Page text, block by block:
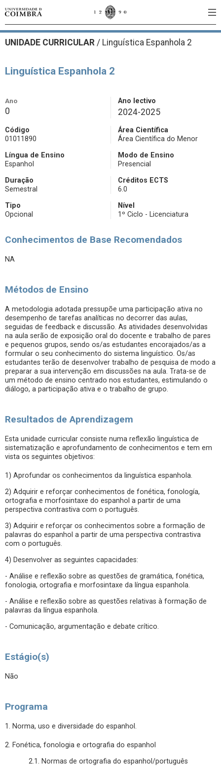
UNIDADE CURRICULAR / Linguística Espanhola 2
Linguística Espanhola 2
Ano
0
Ano lectivo
2024-2025
Código
01011890
Área Científica
Área Científica do Menor
Língua de Ensino
Espanhol
Modo de Ensino
Presencial
Duração
Semestral
Créditos ECTS
6.0
Tipo
Opcional
Nível
1º Ciclo - Licenciatura
Conhecimentos de Base Recomendados
NA
Métodos de Ensino
A metodologia adotada pressupõe uma participação ativa no
desempenho de tarefas analíticas no decorrer das aulas,
seguidas de feedback e discussão. As atividades desenvolvidas
na aula serão de exposição oral do docente e trabalho de pares
e pequenos grupos, sendo os/as estudantes encorajados/as a
formular o seu conhecimento do sistema linguístico. Os/as
estudantes terão de desenvolver trabalho de pesquisa de modo a
preparar a sua intervenção em discussões na aula. Trata-se de
um método de ensino centrado nos estudantes, estimulando o
diálogo, a participação ativa e o trabalho de grupo.
Resultados de Aprendizagem
Esta unidade curricular consiste numa reflexão linguística de
sistematização e aprofundamento de conhecimentos e tem em
vista os seguintes objetivos:
1) Aprofundar os conhecimentos da linguística espanhola.
2) Adquirir e reforçar conhecimentos de fonética, fonología,
ortografia e morfosintaxe do espanhol a partir de uma
perspectiva contrastiva com o português.
3) Adquirir e reforçar os conhecimentos sobre a formação de
palavras do espanhol a partir de uma perspectiva contrastiva
com o português.
4) Desenvolver as seguintes capacidades:
- Análise e reflexão sobre as questões de gramática, fonética,
fonologia, ortografia e morfosintaxe da língua espanhola.
- Análise e reflexão sobre as questões relativas à formação de
palavras da língua espanhola.
- Comunicação, argumentação e debate crítico.
Estágio(s)
Não
Programa
1. Norma, uso e diversidade do espanhol.
2. Fonética, fonologia e ortografia do espanhol
2.1. Normas de ortografia do espanhol/português